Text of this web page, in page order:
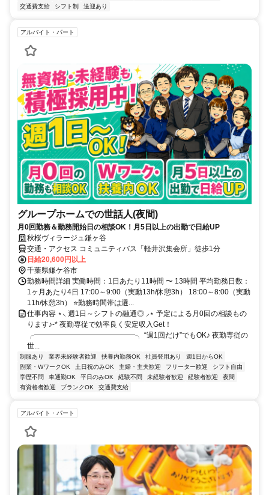
交通費支給
シフト制 送迎あり
アルバイト・パート
グループホームでの世話人(夜間)
月0回勤務＆勤務開始日の相談OK！月5日以上の出勤で日給UP
秋桜ヴィラージュ鎌ヶ谷
交通・アクセス コミュニティバス「軽井沢集会所」徒歩1分
日給20,600円以上
千葉県鎌ケ谷市
勤務時間詳細 実働時間：1日あたり11時間 〜 13時間 平均勤務日数：
1ヶ月あたり4日 17:00～9:00（実動13h/休憩3h） 18:00～8:00（実動
11h/休憩3h） ⭐勤務時間帯は選...
仕事内容 ⋆⸜ 週1日～シフトの融通◎ ⸝⋆ 予定による月0回の相談もの
ります♪-* 夜勤専従で効率良く安定収入Get！
╭━━━━━━━━━━━━━━╮ “週1回だけ”でもOK♪ 夜勤専従の
世...
制服あり 業界未経験者歓迎 扶養内勤務OK 社員登用あり
週1日からOK
副業・WワークOK
土日祝のみOK 主婦・主夫歓迎 フリーター歓迎
シフト自由
学歴不問
車通勤OK 平日のみOK 経験不問 未経験者歓迎 経験者歓迎
夜間
有資格者歓迎
ブランクOK 交通費支給
アルバイト・パート